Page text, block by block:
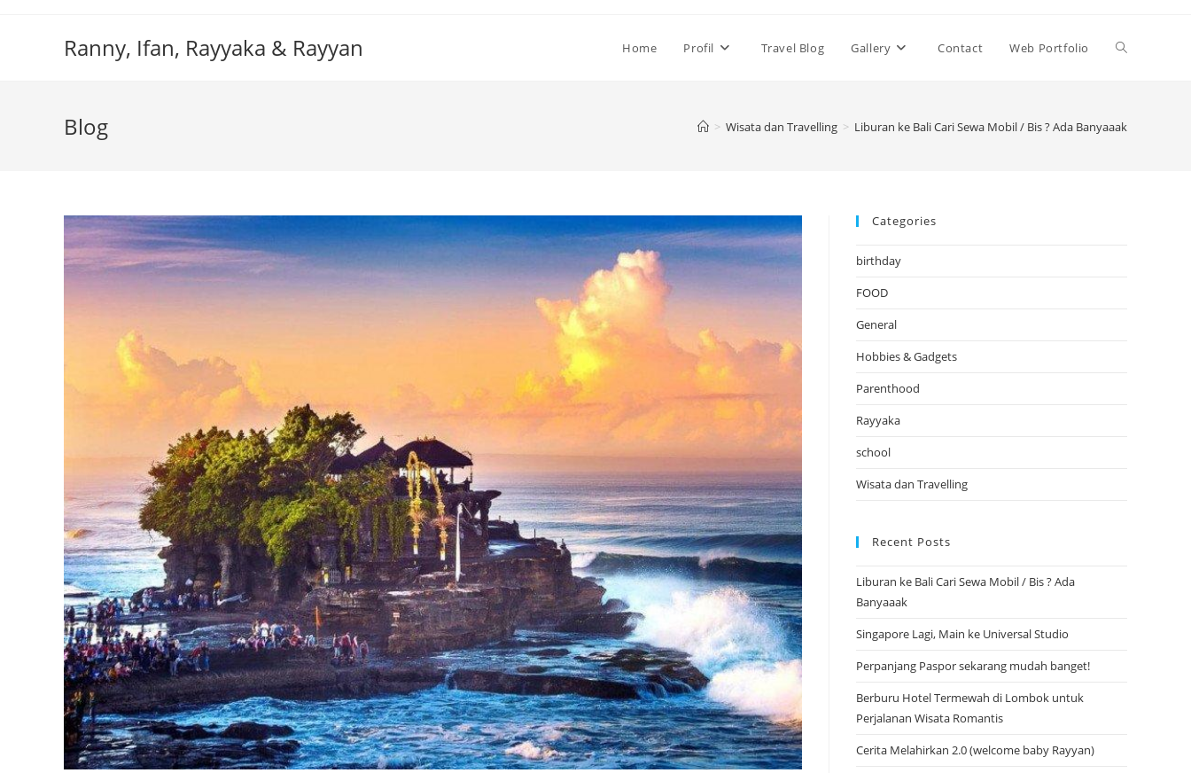
Ranny, Ifan, Rayyaka & Rayyan Home Profil Travel Blog Gallery Contact Web Portfolio Toggle
Blog > Wisata dan Travelling > Liburan ke Bali Cari Sewa Mobil / Bis ? Ada Banyaaak
Categories
birthday
FOOD
General
Hobbies & Gadgets
Parenthood
Rayyaka
school
Wisata dan Travelling
Recent Posts
Liburan ke Bali Cari Sewa Mobil / Bis ? Ada
Banyaaak
Singapore Lagi, Main ke Universal Studio
Perpanjang Paspor sekarang mudah banget!
Berburu Hotel Termewah di Lombok untuk
Perjalanan Wisata Romantis
Cerita Melahirkan 2.0 (welcome baby Rayyan)